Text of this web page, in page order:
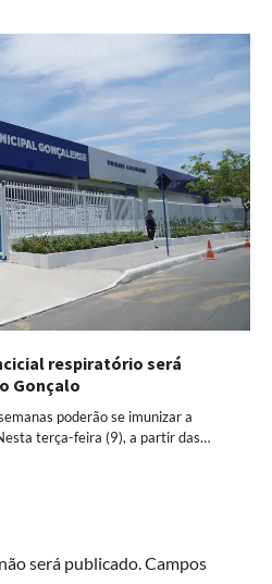
respiratório será
Gonçalo
poderão se imunizar a
terça-feira (9), a partir das…
será publicado. Campos